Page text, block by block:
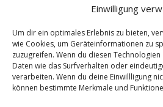
Einwilligung
Um dir ein optimales Erlebnis zu bieten,
wie Cookies, um Geräteinformationen zu
zuzugreifen. Wenn du diesen
Daten wie das Surfverhalten oder
verarbeiten. Wenn du deine Einwillligung
können bestimmte Merkmale und
Guide
2019